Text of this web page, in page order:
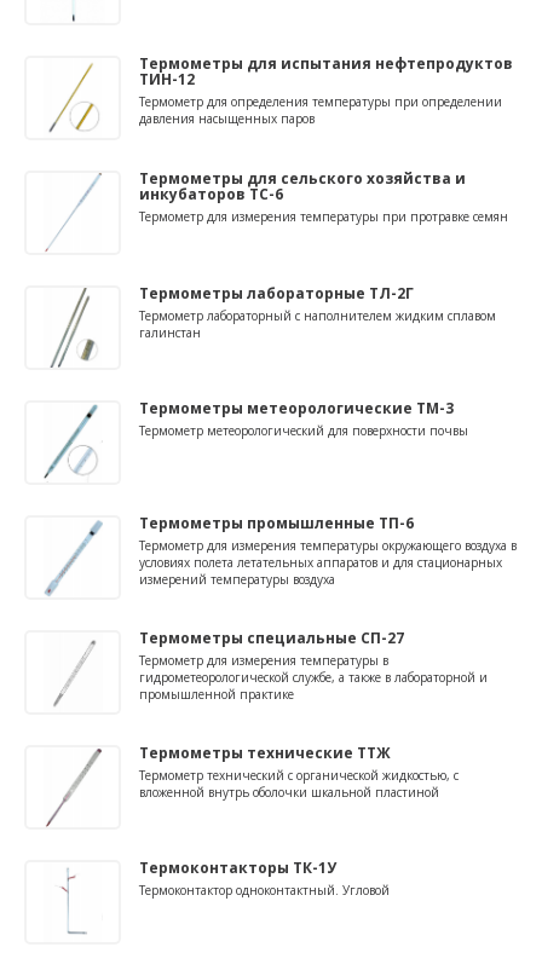
Термометры для испытания нефтепродуктов
ТИН-12
Термометр для определения температуры при определении
давления насыщенных паров
Термометры для сельского хозяйства и
инкубаторов ТС-6
Термометр для измерения температуры при протравке семян
Термометры лабораторные ТЛ-2Г
Термометр лабораторный с наполнителем жидким сплавом
галинстан
Термометры метеорологические ТМ-3
Термометр метеорологический для поверхности почвы
Термометры промышленные ТП-6
Термометр для измерения температуры окружающего воздуха в
условиях полета летательных аппаратов и для стационарных
измерений температуры воздуха
Термометры специальные СП-27
Термометр для измерения температуры в
гидрометеорологической службе, а также в лабораторной и
промышленной практике
Термометры технические ТТЖ
Термометр технический с органической жидкостью, с
вложенной внутрь оболочки шкальной пластиной
Термоконтакторы ТК-1У
Термоконтактор одноконтактный. Угловой